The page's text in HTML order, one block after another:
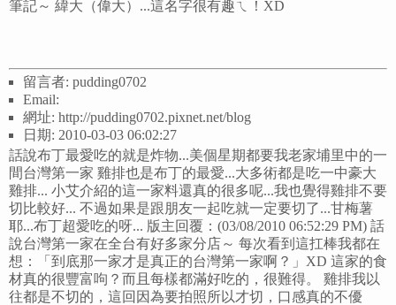
筆記～ 緯大（偉大）...這名字很有趣ㄟ！XD
留言者: pudding0702
Email:
網址: http://pudding0702.pixnet.net/blog
日期: 2010-03-03 06:02:27
話說布丁最愛吃的就是炸物...美個星期都要我老家埔里中的一
間台灣第一家 雞排也是布丁的最愛...大多術都是吃一中豪大
雞排... 小艾介紹的這一家料還真的很多呢...我也覺得雞排不要
切比較好... 不過如果是跟朋友一起吃就一定要切了...甘梅薯
耶...布丁超愛吃的呀... 版主回覆：(03/08/2010 06:52:29 PM) 話
說台灣第一家在全台有好多家分店～ 每次看到這扛棒我都在
想：「到底那一家才是真正的台灣第一家啊？」XD 這家的食
材真的很豐富呴？而且每樣都滿好吃的，很難得。 雞排我以
往都是不切的，這回因為要拍照所以才切，口感真的不優